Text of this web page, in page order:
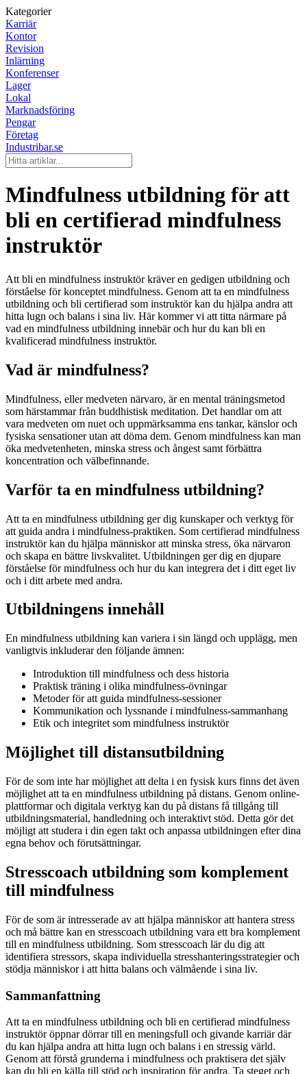
Kategorier
Karriär
Kontor
Revision
Inlärning
Konferenser
Lager
Lokal
Marknadsföring
Pengar
Företag
Industribar.se
Mindfulness utbildning för att
bli en certifierad mindfulness
instruktör
Att bli en mindfulness instruktör kräver en gedigen utbildning och
förståelse för konceptet mindfulness. Genom att ta en mindfulness
utbildning och bli certifierad som instruktör kan du hjälpa andra att
hitta lugn och balans i sina liv. Här kommer vi att titta närmare på
vad en mindfulness utbildning innebär och hur du kan bli en
kvalificerad mindfulness instruktör.
Vad är mindfulness?
Mindfulness, eller medveten närvaro, är en mental träningsmetod
som härstammar från buddhistisk meditation. Det handlar om att
vara medveten om nuet och uppmärksamma ens tankar, känslor och
fysiska sensationer utan att döma dem. Genom mindfulness kan man
öka medvetenheten, minska stress och ångest samt förbättra
koncentration och välbefinnande.
Varför ta en mindfulness utbildning?
Att ta en mindfulness utbildning ger dig kunskaper och verktyg för
att guida andra i mindfulness-praktiken. Som certifierad mindfulness
instruktör kan du hjälpa människor att minska stress, öka närvaron
och skapa en bättre livskvalitet. Utbildningen ger dig en djupare
förståelse för mindfulness och hur du kan integrera det i ditt eget liv
och i ditt arbete med andra.
Utbildningens innehåll
En mindfulness utbildning kan variera i sin längd och upplägg, men
vanligtvis inkluderar den följande ämnen:
Introduktion till mindfulness och dess historia
Praktisk träning i olika mindfulness-övningar
Metoder för att guida mindfulness-sessioner
Kommunikation och lyssnande i mindfulness-sammanhang
Etik och integritet som mindfulness instruktör
Möjlighet till distansutbildning
För de som inte har möjlighet att delta i en fysisk kurs finns det även
möjlighet att ta en mindfulness utbildning på distans. Genom online-
plattformar och digitala verktyg kan du på distans få tillgång till
utbildningsmaterial, handledning och interaktivt stöd. Detta gör det
möjligt att studera i din egen takt och anpassa utbildningen efter dina
egna behov och förutsättningar.
Stresscoach utbildning som komplement
till mindfulness
För de som är intresserade av att hjälpa människor att hantera stress
och må bättre kan en stresscoach utbildning vara ett bra komplement
till en mindfulness utbildning. Som stresscoach lär du dig att
identifiera stressors, skapa individuella stresshanteringsstrategier och
stödja människor i att hitta balans och välmående i sina liv.
Sammanfattning
Att ta en mindfulness utbildning och bli en certifierad mindfulness
instruktör öppnar dörrar till en meningsfull och givande karriär där
du kan hjälpa andra att hitta lugn och balans i en stressig värld.
Genom att förstå grunderna i mindfulness och praktisera det själv
kan du bli en källa till stöd och inspiration för andra. Ta steget och